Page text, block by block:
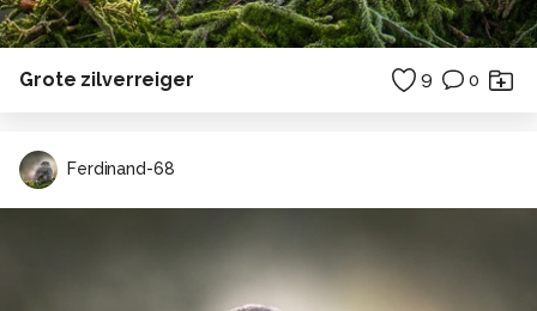
Grote zilverreiger 9 0
Ferdinand-68